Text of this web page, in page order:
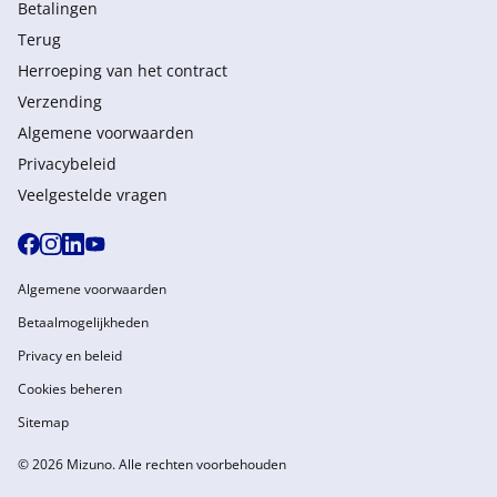
Betalingen
Terug
Herroeping van het contract
Verzending
Algemene voorwaarden
Privacybeleid
Veelgestelde vragen
© 2026 Mizuno. Alle rechten voorbehouden
Algemene voorwaarden
Betaalmogelijkheden
Privacy en beleid
Cookies beheren
Sitemap